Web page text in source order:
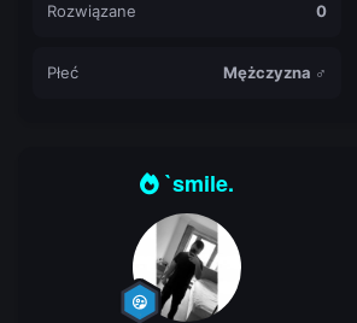
Rozwiązane 0
Płeć Mężczyzna ♂
`smile.